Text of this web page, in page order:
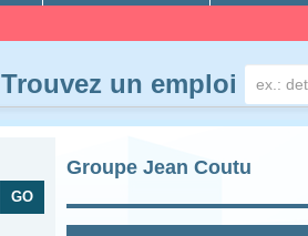
Trouvez un emploi
Groupe Jean Coutu